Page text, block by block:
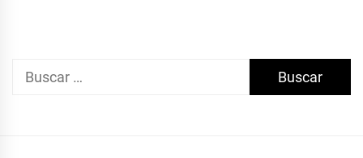
Buscar: